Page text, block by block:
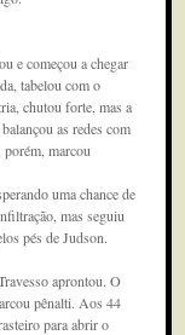
e começou a chegar
tabelou com o
chutou forte, mas a
as redes com
marcou
uma chance de
mas seguiu
pés de Judson.
aprontou. O
pênalti. Aos 44
para abrir o